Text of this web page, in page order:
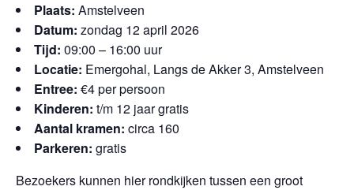
Plaats: Amstelveen
Datum: zondag 12 april 2026
Tijd: 09:00 – 16:00 uur
Locatie: Emergohal, Langs de Akker 3, Amstelveen
Entree: €4 per persoon
Kinderen: t/m 12 jaar gratis
Aantal kramen: circa 160
Parkeren: gratis
Bezoekers kunnen hier rondkijken tussen een groot